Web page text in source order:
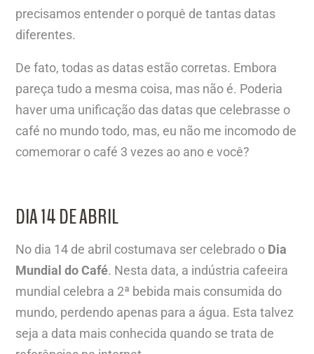
precisamos entender o porquê de tantas datas
diferentes.
De fato, todas as datas estão corretas. Embora
pareça tudo a mesma coisa, mas não é. Poderia
haver uma unificação das datas que celebrasse o
café no mundo todo, mas, eu não me incomodo de
comemorar o café 3 vezes ao ano e você?
DIA 14 DE ABRIL
No dia 14 de abril costumava ser celebrado o Dia
Mundial do Café. Nesta data, a indústria cafeeira
mundial celebra a 2ª bebida mais consumida do
mundo, perdendo apenas para a água. Esta talvez
seja a data mais conhecida quando se trata de